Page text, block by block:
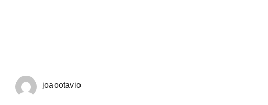
joaootavio